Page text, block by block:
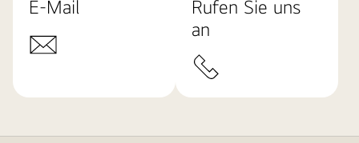
E-Mail
Rufen Sie uns
an